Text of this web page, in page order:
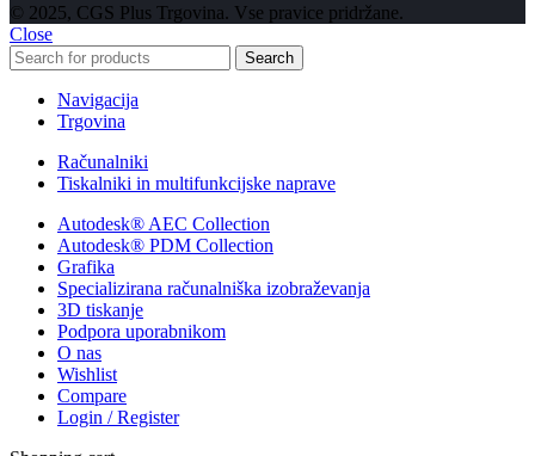
© 2025, CGS Plus Trgovina. Vse pravice pridržane.
Close
Search
Navigacija
Trgovina
Računalniki
Tiskalniki in multifunkcijske naprave
Autodesk® AEC Collection
Autodesk® PDM Collection
Grafika
Specializirana računalniška izobraževanja
3D tiskanje
Podpora uporabnikom
O nas
Wishlist
Compare
Login / Register